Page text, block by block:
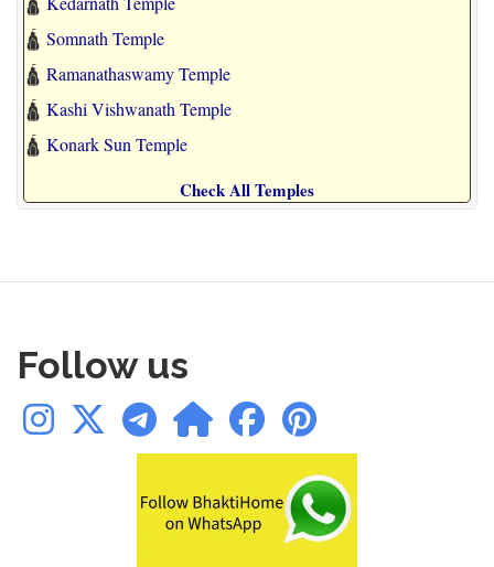
🛕 Somnath Temple
🛕 Ramanathaswamy Temple
🛕 Kashi Vishwanath Temple
🛕 Konark Sun Temple
Check All Temples
Follow us